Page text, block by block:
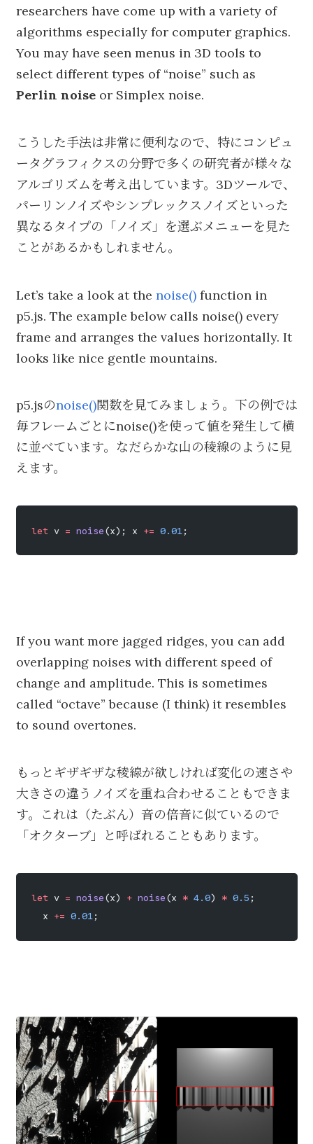
researchers have come up with a variety of
algorithms especially for computer graphics.
You may have seen menus in 3D tools to
select different types of “noise” such as
Perlin noiseor Simplex noise.
こうした手法は非常に便利なので、特にコンピュ
ータグラフィクスの分野で多くの研究者が様々な
アルゴリズムを考え出しています。3Dツールで、
パーリンノイズやシンプレックスノイズといった
異なるタイプの「ノイズ」を選ぶメニューを見た
ことがあるかもしれません。
Let’s take a look at the noise()function in
p5.js. The example below calls noise() every
frame and arranges the values horizontally. It
looks like nice gentle mountains.
p5.jsのnoise()関数を見てみましょう。下の例では
毎フレームごとにnoise()を使って値を発生して横
に並べています。なだらかな山の稜線のように見
えます。
let v = noise(x); x += 0.01;
If you want more jagged ridges, you can add
overlapping noises with different speed of
change and amplitude. This is sometimes
called “octave” because (I think) it resembles
to sound overtones.
もっとギザギザな稜線が欲しければ変化の速さや
大きさの違うノイズを重ね合わせることもできま
す。これは（たぶん）音の倍音に似ているので
「オクターブ」と呼ばれることもあります。
let v = noise(x) + noise(x * 4.0) * 0.5 ;
  x
+= 0.01;